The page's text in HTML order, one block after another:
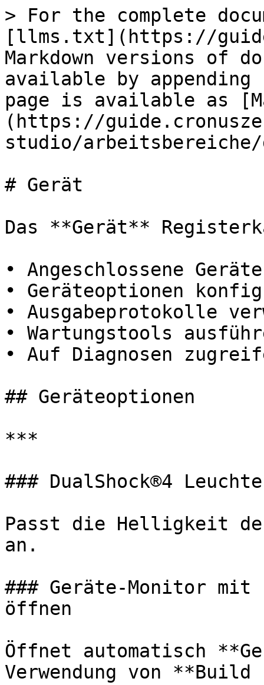
> For the complete
[llms.txt](https://
Markdown versions of
available by
page is available as
(https://
studio/
# Gerät
Das **Gerät**
• Angeschlossene
• Geräteoptionen
• Ausgabeprotokolle
• Wartungstools
• Auf Diagnosen
## Geräteoptionen
***
### DualShock®4
Passt die Helligkeit
an.
### Geräte-Monitor
öffnen
Öffnet automatisch
Verwendung von